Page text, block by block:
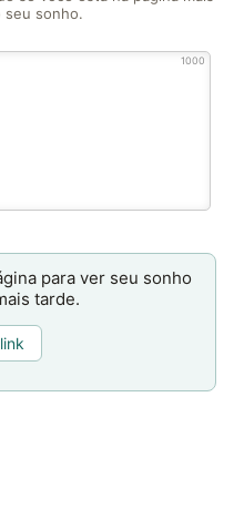
seu sonho.
1000
para ver seu sonho
tarde.